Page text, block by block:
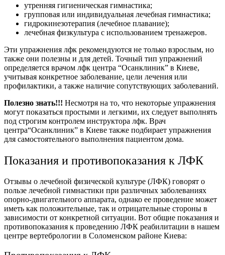
утренняя гигиеническая гимнастика;
групповая или индивидуальная лечебная гимнастика;
гидрокинезотерапия (лечебное плавание);
лечебная физкультура с использованием тренажеров.
Эти упражнения лфк рекомендуются не только взрослым, но
также они полезны и для детей. Точный тип упражнений
определяется врачом лфк центра “Осанклиник” в Киеве,
учитывая конкретное заболевание, цели лечения или
профилактики, а также наличие сопутствующих заболеваний.
Полезно знать!!! Несмотря на то, что некоторые упражнения
могут показаться простыми и легкими, их следует выполнять
под строгим контролем инструктора лфк. Врач
центра“Осанклиник” в Киеве также подбирает упражнения
для самостоятельного выполнения пациентом дома.
Показания и противопоказания к ЛФК
Отзывы о лечебной физической культуре (ЛФК) говорят о
пользе лечебной гимнастики при различных заболеваниях
опорно-двигательного аппарата, однако ее проведение может
иметь как положительные, так и отрицательные стороны в
зависимости от конкретной ситуации. Вот общие показания и
противопоказания к проведению ЛФК реабилитации в нашем
центре вертебрологии в Соломенском районе Киева: